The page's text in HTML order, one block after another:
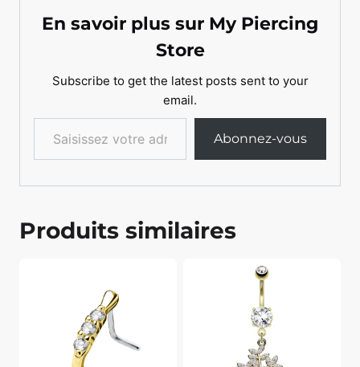
En savoir plus sur My Piercing
Store
Subscribe to get the latest posts sent to your
email.
Saisissez votre adresse e-mail…
Abonnez-vous
Produits similaires